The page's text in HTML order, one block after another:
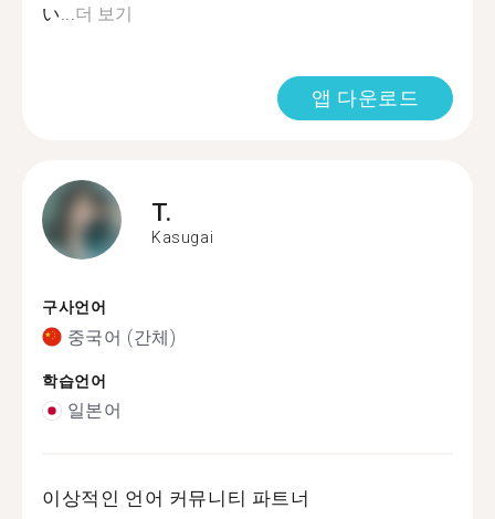
い...더 보기
앱 다운로드
T.
Kasugai
구사언어
중국어 (간체)
학습언어
일본어
이상적인 언어 커뮤니티 파트너